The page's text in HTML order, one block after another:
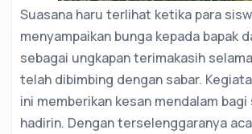
Suasana haru terlihat ketika para
menyampaikan bunga kepada bapak
sebagai ungkapan terimakasih
telah dibimbing dengan sabar.
ini memberikan kesan mendalam
hadirin. Dengan terselenggaranya